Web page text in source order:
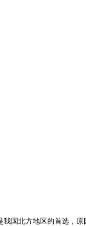
国北方地区的首选，原